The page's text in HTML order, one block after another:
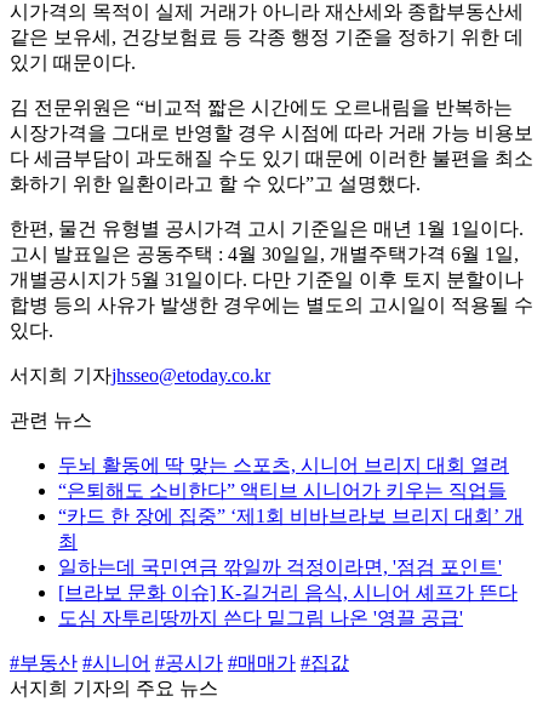
시가격의 목적이 실제 거래가 아니라 재산세와 종합부동산세
같은 보유세, 건강보험료 등 각종 행정 기준을 정하기 위한 데
있기 때문이다.
김 전문위원은 “비교적 짧은 시간에도 오르내림을 반복하는
시장가격을 그대로 반영할 경우 시점에 따라 거래 가능 비용보
다 세금부담이 과도해질 수도 있기 때문에 이러한 불편을 최소
화하기 위한 일환이라고 할 수 있다”고 설명했다.
한편, 물건 유형별 공시가격 고시 기준일은 매년 1월 1일이다.
고시 발표일은 공동주택 : 4월 30일일, 개별주택가격 6월 1일,
개별공시지가 5월 31일이다. 다만 기준일 이후 토지 분할이나
합병 등의 사유가 발생한 경우에는 별도의 고시일이 적용될 수
있다.
서지희 기자jhsseo@etoday.co.kr
관련 뉴스
두뇌 활동에 딱 맞는 스포츠, 시니어 브리지 대회 열려
“은퇴해도 소비한다” 액티브 시니어가 키우는 직업들
“카드 한 장에 집중” ‘제1회 비바브라보 브리지 대회’ 개
최
일하는데 국민연금 깎일까 걱정이라면, '점검 포인트'
[브라보 문화 이슈] K-길거리 음식, 시니어 셰프가 뜬다
도심 자투리땅까지 쓴다 밑그림 나온 '영끌 공급'
#부동산 #시니어 #공시가 #매매가 #집값
서지희 기자의 주요 뉴스